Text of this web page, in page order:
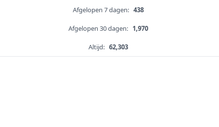
Afgelopen 7 dagen: 438
Afgelopen 30 dagen: 1,970
Altijd: 62,303